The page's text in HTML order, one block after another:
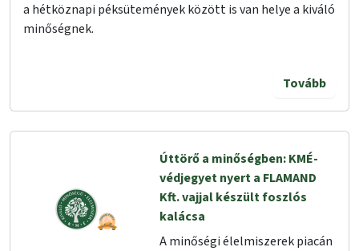
a hétköznapi péksütemények között is van helye a kiváló
minőségnek.
Tovább
Úttörő a minőségben: KMÉ-
védjegyet nyert a FLAMAND
Kft. vajjal készült foszlós
kalácsa
A minőségi élelmiszerek piacán